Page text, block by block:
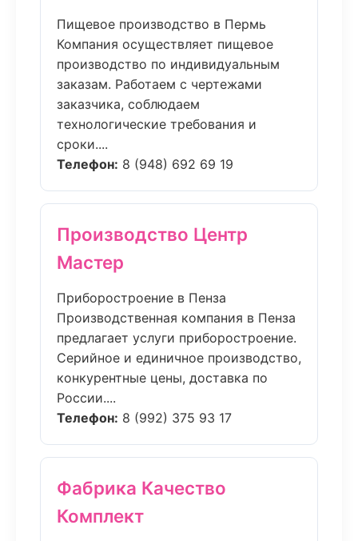
Пищевое производство в Пермь
Компания осуществляет пищевое
производство по индивидуальным
заказам. Работаем с чертежами
заказчика, соблюдаем
технологические требования и
сроки....
Телефон: 8 (948) 692 69 19
Производство Центр
Мастер
Приборостроение в Пенза
Производственная компания в Пенза
предлагает услуги приборостроение.
Серийное и единичное производство,
конкурентные цены, доставка по
России....
Телефон: 8 (992) 375 93 17
Фабрика Качество
Комплект